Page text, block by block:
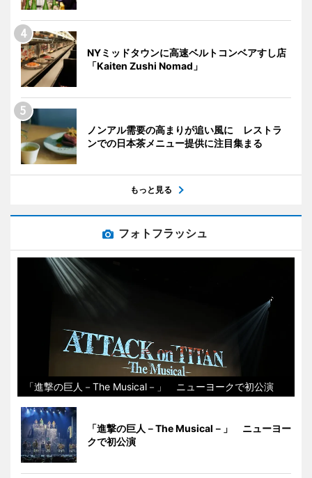
NYミッドタウンに高速ベルトコンベアすし店
「Kaiten Zushi Nomad」
ノンアル需要の高まりが追い風に レストラ
ンでの日本茶メニュー提供に注目集まる
もっと見る
フォトフラッシュ
「進撃の巨人－The Musical－」 ニューヨークで初公演
「進撃の巨人－The Musical－」 ニューヨー
クで初公演